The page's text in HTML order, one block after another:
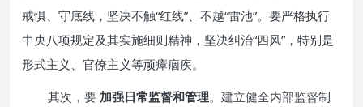
戒惧、守底线，坚决不触“红线”、不越“雷池”。要严格执行
中央八项规定及其实施细则精神，坚决纠治“四风”，特别是
形式主义、官僚主义等顽瘴痼疾。
其次，要 加强日常监督和管理。建立健全内部监督制